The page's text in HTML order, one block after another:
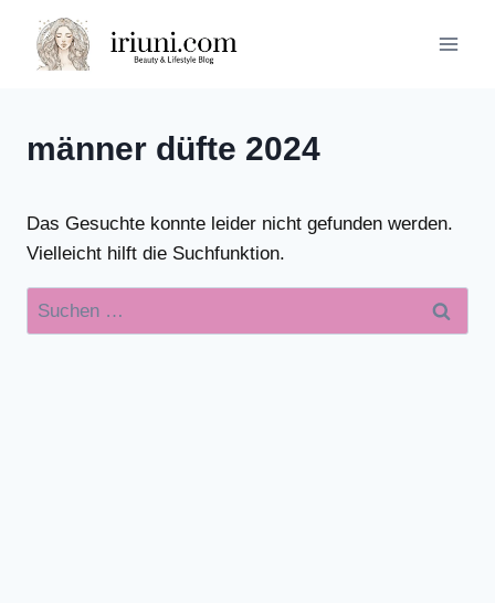
Inhalt
springen
männer düfte 2024
Das Gesuchte konnte leider nicht gefunden werden.
Vielleicht hilft die Suchfunktion.
Suchen
nach: